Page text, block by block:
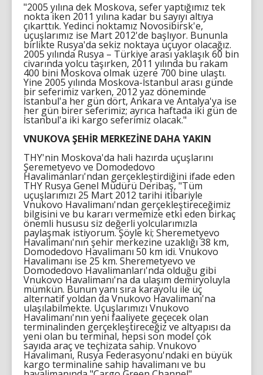
"2005 yılına dek Moskova, sefer yaptığımız tek
nokta iken 2011 yılına kadar bu sayıyı altıya
çıkarttık. Yedinci noktamız Novosibirsk'e,
uçuşlarımız ise Mart 2012'de başlıyor. Bununla
birlikte Rusya'da sekiz noktaya uçuyor olacağız.
2005 yılında Rusya – Türkiye arası yaklaşık 60 bin
civarında yolcu taşırken, 2011 yılında bu rakam
400 bini Moskova olmak üzere 700 bine ulaştı.
Yine 2005 yılında Moskova-İstanbul arası günde
bir seferimiz varken, 2012 yaz döneminde
İstanbul'a her gün dört, Ankara ve Antalya'ya ise
her gün birer seferimiz; ayrıca haftada iki gün de
İstanbul'a iki kargo seferimiz olacak."
VNUKOVA ŞEHİR MERKEZİNE DAHA YAKIN
THY'nin Moskova'da hali hazırda uçuşlarını
Şeremetyevo ve Domodedovo
Havalimanları'ndan gerçekleştirdiğini ifade eden
THY Rusya Genel Müdürü Deribaş, "Tüm
uçuşlarımızı 25 Mart 2012 tarihi itibariyle
Vnukovo Havalimanı'ndan gerçekleştireceğimiz
bilgisini ve bu kararı vermemize etki eden birkaç
önemli hususu siz değerli yolcularımızla
paylaşmak istiyorum. Şöyle ki; Sheremetyevo
Havalimanı'nın şehir merkezine uzaklığı 38 km,
Domodedovo Havalimanı 50 km idi. Vnukovo
Havalimanı ise 25 km. Sheremetyevo ve
Domodedovo Havalimanları'nda olduğu gibi
Vnukovo Havalimanı'na da ulaşım demiryoluyla
mümkün. Bunun yanı sıra karayolu ile üç
alternatif yoldan da Vnukovo Havalimanı'na
ulaşılabilmekte. Uçuşlarımızı Vnukovo
Havalimanı'nın yeni faaliyete geçecek olan
terminalinden gerçekleştireceğiz ve altyapısı da
yeni olan bu terminal, hepsi son model çok
sayıda araç ve teçhizata sahip. Vnukovo
Havalimanı, Rusya Federasyonu'ndaki en büyük
kargo terminaline sahip havalimanı ve bu